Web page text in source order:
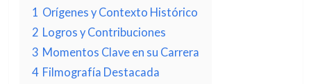
1 Orígenes y Contexto Histórico
2 Logros y Contribuciones
3 Momentos Clave en su Carrera
4 Filmografía Destacada